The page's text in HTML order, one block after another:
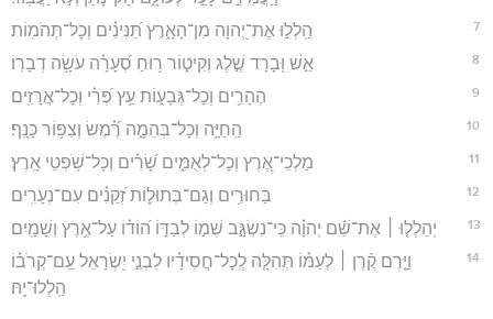
7 הַֽלְל֣וּ אֶת־יְ֭הוָה מִן־הָאָ֑רֶץ תַּ֝נִּינִ֗ים וְכָל־תְּהֹמֽוֹת׃
8 אֵ֣שׁ וּ֭בָרָד שֶׁ֣לֶג וְקִיט֑וֹר ר֥וּחַ סְ֝עָרָ֗ה עֹשָׂ֥ה דְבָרֽוֹ׃
9 הֶהָרִ֥ים וְכָל־גְּבָע֑וֹת עֵ֥ץ פְּ֝רִ֗י וְכָל־אֲרָזִֽים׃
10 הַֽחַיָּ֥ה וְכָל־בְּהֵמָ֑ה רֶ֝֗מֶשׂ וְצִפּ֥וֹר כָּנָֽף׃
11 מַלְכֵי־אֶ֭רֶץ וְכָל־לְאֻמִּ֑ים שָׂ֝רִ֗ים וְכָל־שֹׁ֥פְטֵי אָֽרֶץ׃
12 בַּחוּרִ֥ים וְגַם־בְּתוּל֑וֹת זְ֝קֵנִ֗ים עִם־נְעָרִֽים׃
13 יְהַלְל֤וּ ׀ אֶת־שֵׁ֬ם יְהוָ֗ה כִּֽי־נִשְׂגָּ֣ב שְׁמ֣וֹ לְבַדּ֑וֹ ה֝וֹד֗וֹ עַל־אֶ֥רֶץ וְשָׁמָֽיִם׃
14
וַיָּ֤רֶם קֶ֨רֶן ׀ לְעַמּ֡וֹ תְּהִלָּ֤ה לְֽכָל־חֲסִידָ֗יו לִבְנֵ֣י יִ֭שְׂרָאֵל עַֽם־קְרֹב֗וֹ
הַֽלְלוּ־יָֽהּ׃